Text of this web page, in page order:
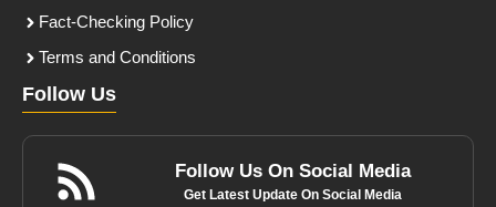
Fact-Checking Policy
Terms and Conditions
Follow Us
Follow Us On Social Media
Get Latest Update On Social Media